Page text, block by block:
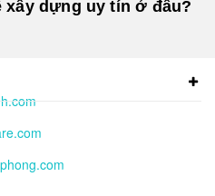
dựng uy tín ở đâu?